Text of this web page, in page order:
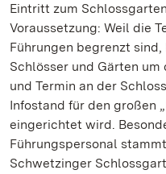
Eintritt zum
Voraussetzung: Weil die
Führungen begrenzt
Schlösser und Gärten um
und Termin an der
Infostand für den großen
eingerichtet wird.
Führungspersonal
Schwetzinger